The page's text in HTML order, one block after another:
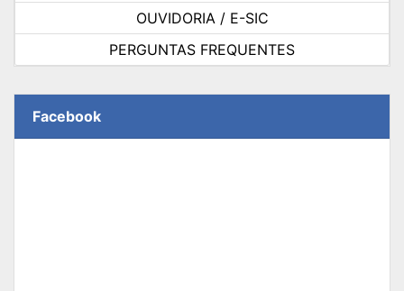
OUVIDORIA / E-SIC
PERGUNTAS FREQUENTES
Facebook